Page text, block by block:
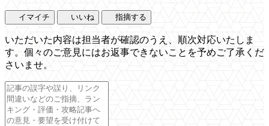
イマイチ いいね 指摘する
いただいた内容は担当者が確認のうえ、順次対応いたしま
す。個々のご意見にはお返事できないことを予めご了承くだ
さいませ。